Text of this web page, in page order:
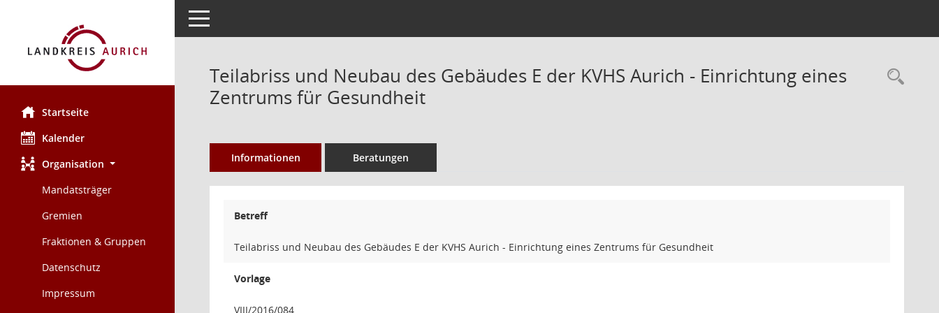
Startseite
Kalender
Organisation
Mandatsträger
Gremien
Fraktionen & Gruppen
Datenschutz
Impressum
Toggle navigation
Teilabriss und Neubau des Gebäudes E der KVHS Aurich - Einrichtung eines
Zentrums für Gesundheit
Informationen Beratungen
Betreff
Teilabriss und Neubau des Gebäudes E der KVHS Aurich - Einrichtung eines Zentrums für Gesundheit
Vorlage
VIII/2016/084